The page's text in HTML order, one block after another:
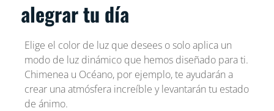
alegrar tu día
Elige el color de luz que desees o solo aplica un
modo de luz dinámico que hemos diseñado para ti.
Chimenea u Océano, por ejemplo, te ayudarán a
crear una atmósfera increíble y levantarán tu estado
de ánimo.